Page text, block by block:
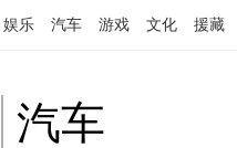
娱乐 汽车 游戏 文化 援藏
汽车